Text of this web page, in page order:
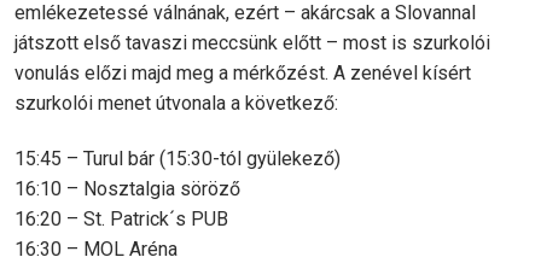
emlékezetessé válnának, ezért – akárcsak a Slovannal
játszott első tavaszi meccsünk előtt – most is szurkolói
vonulás előzi majd meg a mérkőzést. A zenével kísért
szurkolói menet útvonala a következő:
15:45 – Turul bár (15:30-tól gyülekező)
16:10 – Nosztalgia söröző
16:20 – St. Patrick´s PUB
16:30 – MOL Aréna